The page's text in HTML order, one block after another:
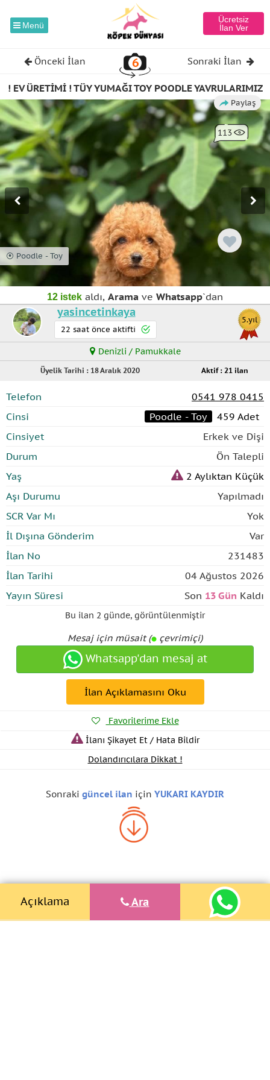
Menü
Ücretsiz
İlan Ver
Önceki İlan 6 Sonraki İlan
! EV ÜRETİMİ ! TÜY YUMAĞI TOY POODLE YAVRULARIMIZ
Paylaş
113
⦿ Poodle - Toy
12 istek aldı, Arama ve Whatsapp`dan
5.yıl
yasincetinkaya
22 saat önce aktifti
Denizli / Pamukkale
Üyelik Tarihi : 18 Aralık 2020 Aktif : 21 ilan
Telefon
0541 978 0415
Cinsi
Poodle - Toy
459 Adet
Cinsiyet
Erkek ve Dişi
Durum
Ön Talepli
Yaş
2 Aylıktan Küçük
Aşı Durumu
Yapılmadı
SCR Var Mı
Yok
İl Dışına Gönderim
Var
İlan No
231483
İlan Tarihi
04 Ağustos 2026
Yayın Süresi
Son 13 Gün Kaldı
Bu ilan 2 günde, görüntülenmiştir
Mesaj için müsait ( çevrimiçi)
Whatsapp'dan mesaj at
İlan Açıklamasını Oku
Favorilerime Ekle
İlanı Şikayet Et / Hata Bildir
Dolandırıcılara Dikkat !
Açıklama Ara
Sonraki güncel ilan için YUKARI KAYDIR